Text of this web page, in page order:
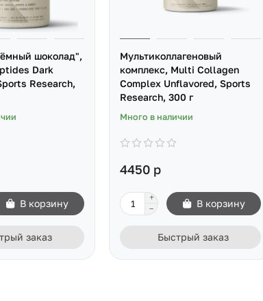
шоколад",
Dark
Research,
В корзину
заказ
Мультиколлагеновый
комплекс, Multi Collagen
Complex Unflavored, Sports
Research, 300 г
Много в наличии
4450 р
В корзину
Быстрый заказ